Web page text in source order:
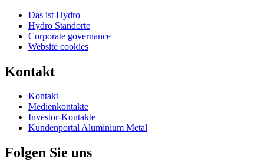
Das ist Hydro
Hydro Standorte
Corporate governance
Website cookies
Kontakt
Kontakt
Medienkontakte
Investor-Kontakte
Kundenportal Aluminium Metal
Folgen Sie uns